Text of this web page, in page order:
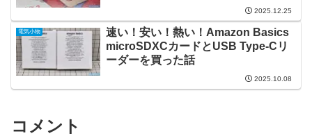
2025.12.25
電気小物
速い！安い！熱い！Amazon Basics
microSDXCカードとUSB Type-Cリ
ーダーを買った話
2025.10.08
コメント